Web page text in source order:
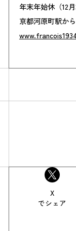
年末年始休（12月
京都河原町駅か
X
でシェア